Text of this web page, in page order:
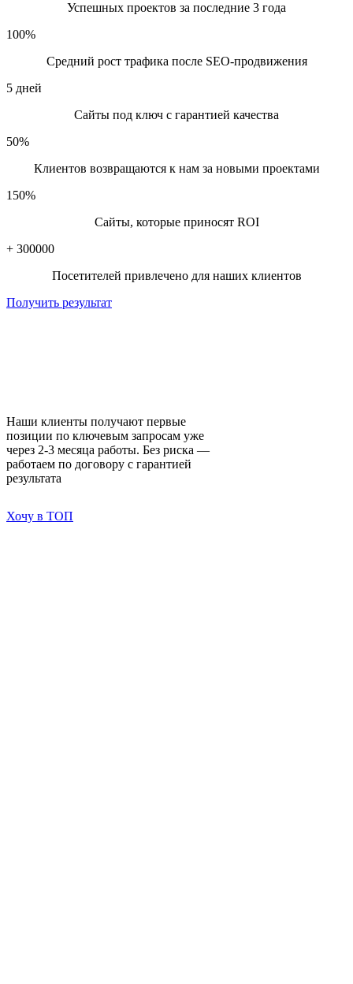
контент, настраивать техническую базу.
Продвижение сайтов Минск — не волшебство, а системная
сайта и целей. В среднем — от 500 до 2000 BYN в месяц. Но
с локальных запросов, исправить ошибки, писать полезные
топе.
Продвижение сайтов Минск
Успешных проектов за последние 3 года
100%
Средний рост трафика после SEO-продвижения
5 дней
Сайты под ключ с гарантией качества
50%
Клиентов возвращаются к нам за новыми проектами
150%
Сайты, которые приносят ROI
+ 300000
Посетителей привлечено для наших клиентов
Получить результат
Наши клиенты получают первые
позиции по ключевым запросам уже
через 2-3 месяца работы. Без риска —
работаем по договору с гарантией
результата
Хочу в ТОП